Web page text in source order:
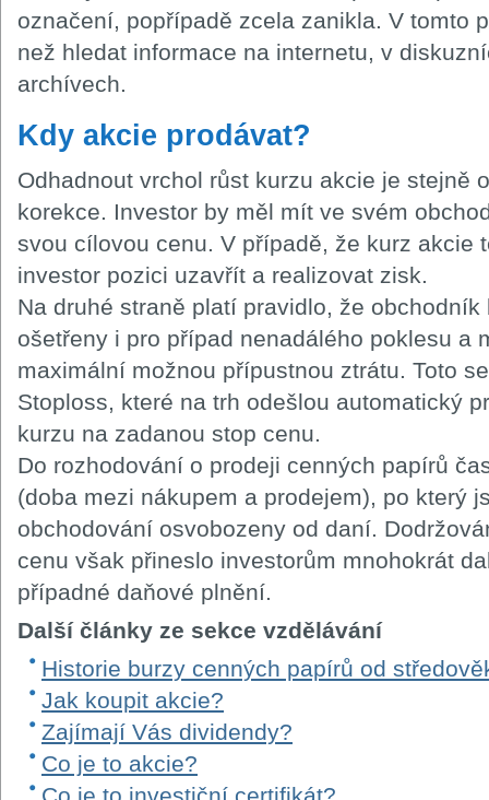
označení, popřípadě zcela zanikla. V tomto
než hledat informace na internetu, v
archívech.
Kdy akcie prodávat?
Odhadnout vrchol růst kurzu akcie je stejně
korekce. Investor by měl mít ve svém
svou cílovou cenu. V případě, že kurz akcie
investor pozici uzavřít a realizovat zisk.
Na druhé straně platí pravidlo, že
ošetřeny i pro případ nenadálého poklesu a
maximální možnou přípustnou ztrátu. Toto
Stoploss, které na trh odešlou automatický
kurzu na zadanou stop cenu.
Do rozhodování o prodeji cenných papírů
(doba mezi nákupem a prodejem), po který
obchodování osvobozeny od daní.
cenu však přineslo investorům mnohokrát
případné daňové plnění.
Další články ze sekce vzdělávání
Historie burzy cenných papírů od
Jak koupit akcie?
Zajímají Vás dividendy?
Co je to akcie?